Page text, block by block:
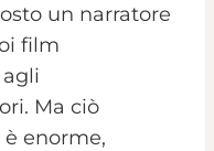
un narratore
film
Ma ciò
enorme,